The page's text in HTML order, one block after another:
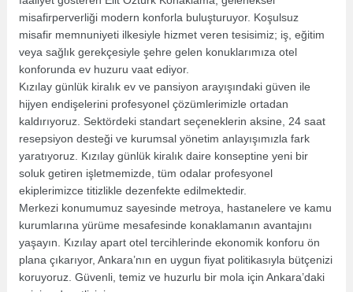
misafirperverliği modern konforla buluşturuyor. Koşulsuz
misafir memnuniyeti ilkesiyle hizmet veren tesisimiz; iş, eğitim
veya sağlık gerekçesiyle şehre gelen konuklarımıza otel
konforunda ev huzuru vaat ediyor.
Kızılay günlük kiralık ev ve pansiyon arayışındaki güven ile
hijyen endişelerini profesyonel çözümlerimizle ortadan
kaldırıyoruz. Sektördeki standart seçeneklerin aksine, 24 saat
resepsiyon desteği ve kurumsal yönetim anlayışımızla fark
yaratıyoruz. Kızılay günlük kiralık daire konseptine yeni bir
soluk getiren işletmemizde, tüm odalar profesyonel
ekiplerimizce titizlikle dezenfekte edilmektedir.
Merkezi konumumuz sayesinde metroya, hastanelere ve kamu
kurumlarına yürüme mesafesinde konaklamanın avantajını
yaşayın. Kızılay apart otel tercihlerinde ekonomik konforu ön
plana çıkarıyor, Ankara’nın en uygun fiyat politikasıyla bütçenizi
koruyoruz. Güvenli, temiz ve huzurlu bir mola için Ankara’daki